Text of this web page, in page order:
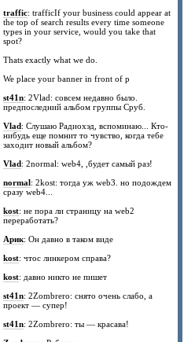
traffic: trafficIf your business could appear at
the top of search results every time someone
types in your service, would you take that
spot?
Thats exactly what we do.
We place your banner in front of p
st41n: 2Vlad: совсем недавно было.
предпоследний альбом группы Сруб.
Vlad: Слушаю Радиохэд, вспоминаю... Кто-
нибудь еще помнит то чувство, когда тебе
заходит новый альбом?
Vlad: 2normal: web4, ,будет самый раз!
normal: 2kost: тогда уж web3. но подождем
сразу web4...
kost: не пора ли страницу на web2
переработать?
Арик: Он давно в таком виде
kost: чтос линкером справа?
kost: давно никто не пишет
st41n: 2Zombrero: снято очень слабо, а
проект — супер!
st41n: 2Zombrero: ты — красава!